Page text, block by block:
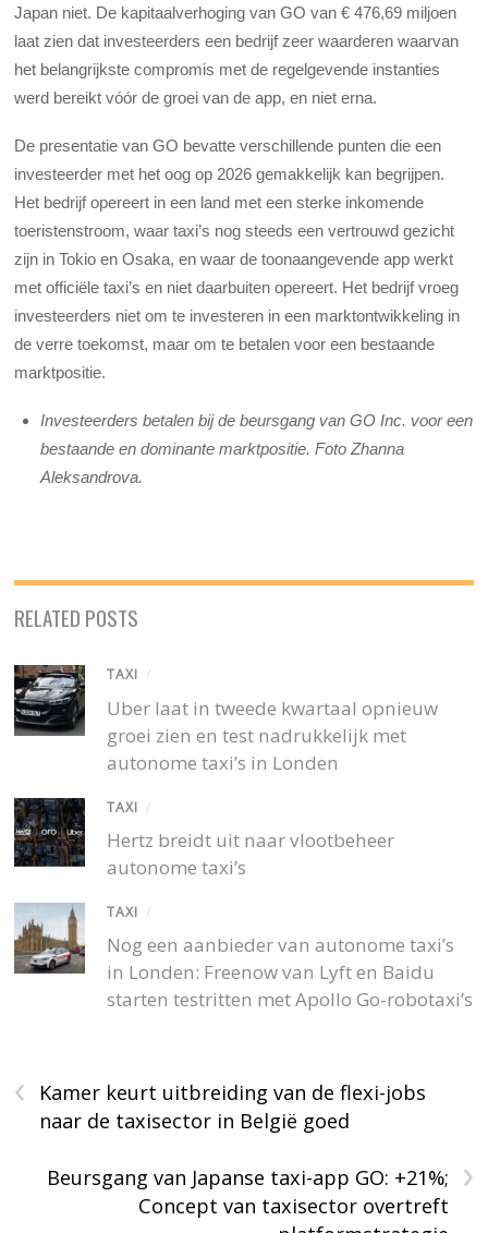
Japan niet. De kapitaalverhoging van GO van € 476,69 miljoen
laat zien dat investeerders een bedrijf zeer waarderen waarvan
het belangrijkste compromis met de regelgevende instanties
werd bereikt vóór de groei van de app, en niet erna.
De presentatie van GO bevatte verschillende punten die een
investeerder met het oog op 2026 gemakkelijk kan begrijpen.
Het bedrijf opereert in een land met een sterke inkomende
toeristenstroom, waar taxi’s nog steeds een vertrouwd gezicht
zijn in Tokio en Osaka, en waar de toonaangevende app werkt
met officiële taxi’s en niet daarbuiten opereert. Het bedrijf vroeg
investeerders niet om te investeren in een marktontwikkeling in
de verre toekomst, maar om te betalen voor een bestaande
marktpositie.
Investeerders betalen bij de beursgang van GO Inc. voor een
bestaande en dominante marktpositie. Foto Zhanna
Aleksandrova.
RELATED POSTS
TAXI /
Uber laat in tweede kwartaal opnieuw
groei zien en test nadrukkelijk met
autonome taxi’s in Londen
TAXI /
Hertz breidt uit naar vlootbeheer
autonome taxi’s
TAXI /
Nog een aanbieder van autonome taxi’s
in Londen: Freenow van Lyft en Baidu
starten testritten met Apollo Go-robotaxi’s
‹
Kamer keurt uitbreiding van de flexi-jobs
naar de taxisector in België goed
›
Beursgang van Japanse taxi-app GO: +21%;
Concept van taxisector overtreft